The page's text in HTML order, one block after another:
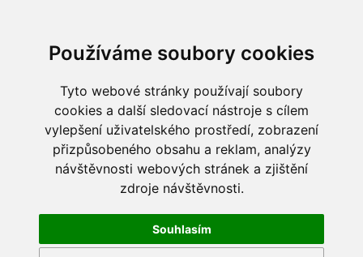
Používáme soubory cookies
Tyto webové stránky používají soubory
cookies a další sledovací nástroje s cílem
vylepšení uživatelského prostředí, zobrazení
přizpůsobeného obsahu a reklam, analýzy
návštěvnosti webových stránek a zjištění
zdroje návštěvnosti.
Souhlasím